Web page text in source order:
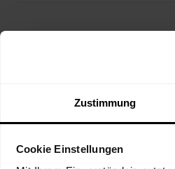
Zustimmung
Cookie Einstellungen
DEIN